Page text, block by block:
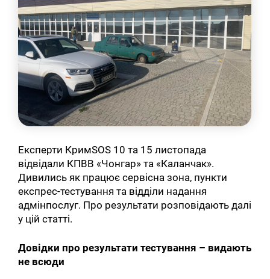
Експерти КримSOS 10 та 15 листопада
відвідали КПВВ «Чонгар» та «Каланчак».
Дивились як працює сервісна зона, пункти
експрес-тестування та відділи надання
адмінпослуг. Про результати розповідають далі
у цій статті.
Довідки про результати тестування – видають
не всюди